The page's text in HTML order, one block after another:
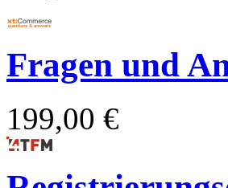
Fragen und
199,00 €